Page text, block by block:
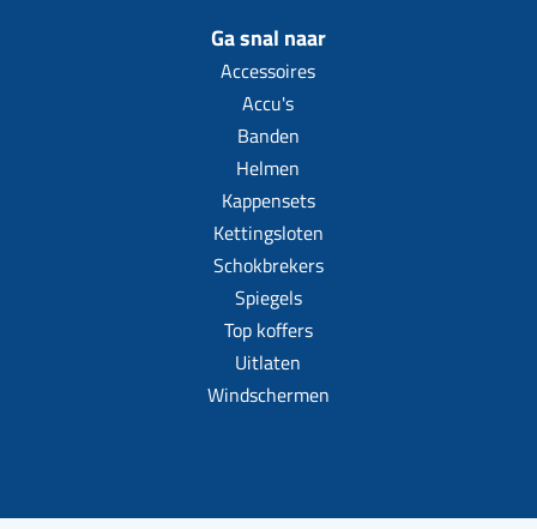
Ga snal naar
Accessoires
Accu's
Banden
Helmen
Kappensets
Kettingsloten
Schokbrekers
Spiegels
Top koffers
Uitlaten
Windschermen